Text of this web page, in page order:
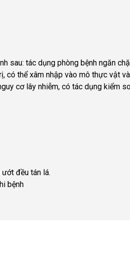
sau: tác dụng phòng bệnh ngăn
có thể xâm nhập vào mô thực vật
cơ lây nhiễm, có tác dụng kiểm
đều tán lá.
bệnh